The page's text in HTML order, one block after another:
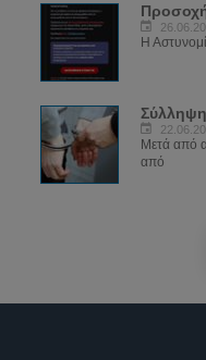
Η
Σύλληψη
Μετά από
από